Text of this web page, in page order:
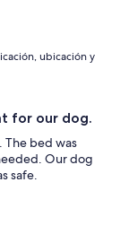
ubicación y
for our dog.
The bed was
Our dog
safe.